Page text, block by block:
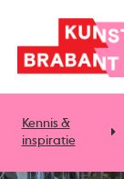
Kennis &
inspiratie